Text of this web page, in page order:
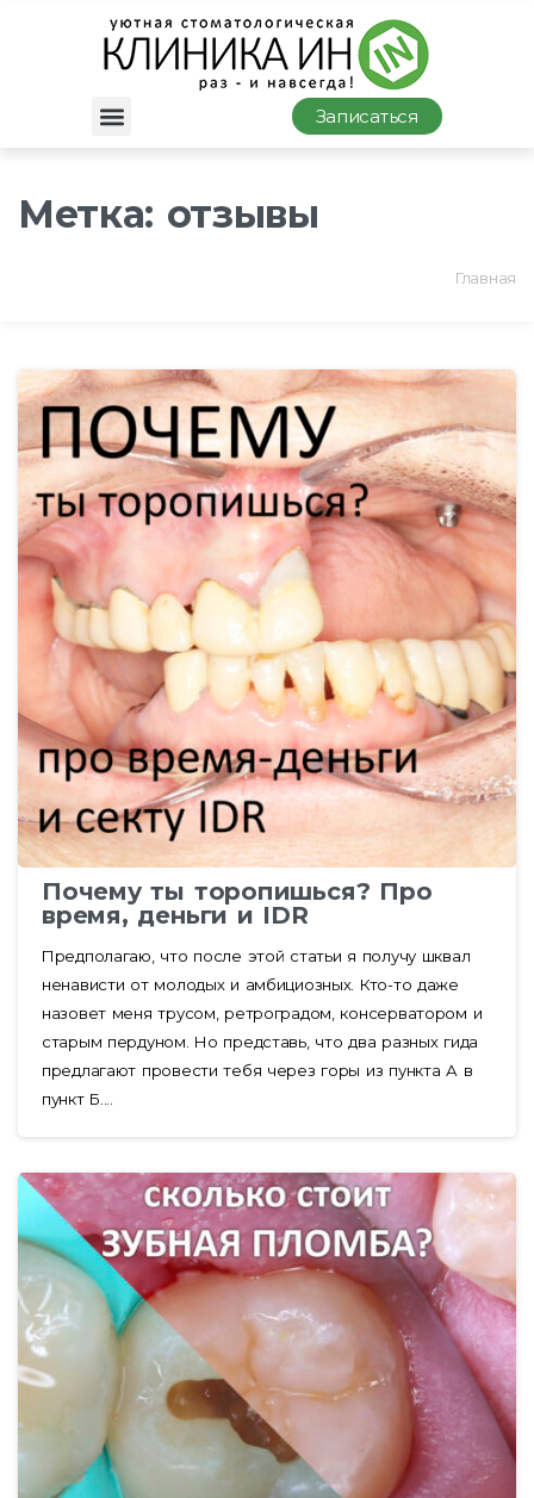
Записаться
Метка: отзывы
Главная
Почему ты торопишься? Про
время, деньги и IDR
Предполагаю, что после этой статьи я получу шквал
ненависти от молодых и амбициозных. Кто-то даже
назовет меня трусом, ретроградом, консерватором и
старым пердуном. Но представь, что два разных гида
предлагают провести тебя через горы из пункта А в
пункт Б....